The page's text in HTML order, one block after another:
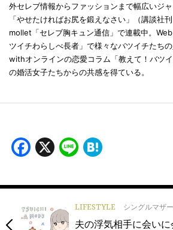
外セレブ情報からファッションまで幅広いジ
「やせたければお尻を鍛えなさい」（講談社
mollet「セレブ胸キュン通信」で連載中。
ツイチわらしべ長者」で様々なバツイチたちの
withオンラインの恋愛コラム「教えて！バツ
の婚活女子たちからの共感を得ている。
Facebook
X Line
LIFESTYLE シングルマザ
夫の浮気相手に会い